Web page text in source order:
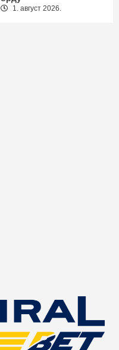
1. август 2026.